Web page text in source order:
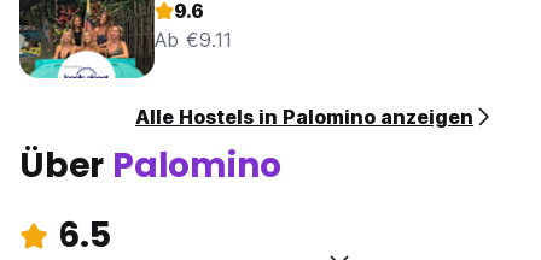
9.6
Ab €9.11
Alle Hostels in Palomino anzeigen
Über Palomino
6.5